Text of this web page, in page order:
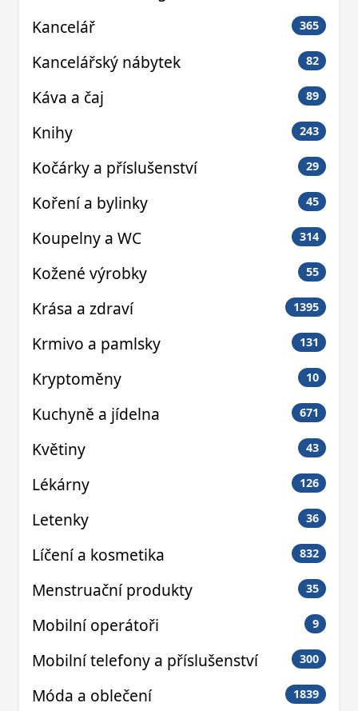
Kancelář
365
Kancelářský nábytek 82
Káva a čaj 89
Knihy 243
Kočárky a příslušenství 29
Koření a bylinky 45
Koupelny a WC 314
Kožené výrobky 55
Krása a zdraví 1395
Krmivo a pamlsky 131
Kryptoměny 10
Kuchyně a jídelna 671
Květiny 43
Lékárny 126
Letenky 36
Líčení a kosmetika 832
Menstruační produkty 35
Mobilní operátoři 9
Mobilní telefony a příslušenství 300
Móda a oblečení 1839